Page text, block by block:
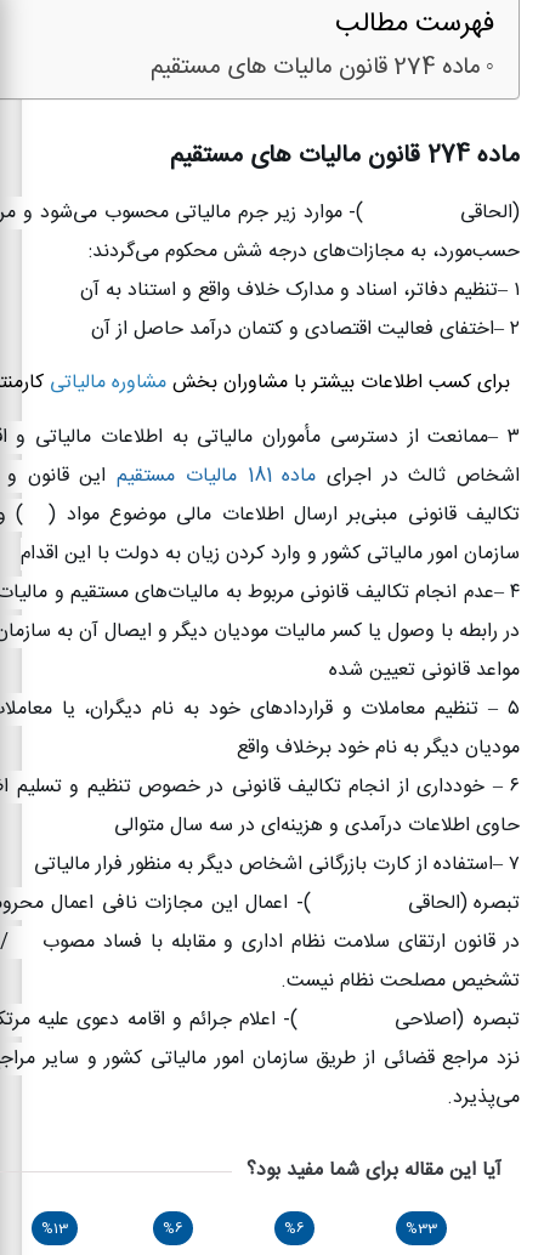
فهرست مطالب
ماده 274 قانون مالیات های مستقیم
ماده 274 قانون مالیات های مستقیم
(الحاقی
موارد زیر جرم مالیاتی محسوب می‌شود و
حسب‌مورد، به مجازات‌های درجه شش محکوم می‌گردند:
۱ –تنظیم دفاتر، اسناد و مدارک خلاف واقع و استناد به آن
۲–اختفای فعالیت اقتصادی و کتمان درآمد حاصل از آن
برای کسب اطلاعات بیشتر با مشاوران بخشمشاوره مالیاتی
۳ –ممانعت از دسترسی مأموران مالیاتی به اطلاعات مالیاتی
اشخاص ثالث در اجرای ماده 181 مالیات مستقیم
این قانون و
تکالیف قانونی مبنی‌بر ارسال اطلاعات مالی موضوع مواد (۱۶۹)
سازمان امور مالیاتی کشور و وارد کردن زیان به دولت با این اقدام
۴–عدم انجام تکالیف قانونی مربوط به مالیات‌های مستقیم و
در رابطه با وصول یا کسر مالیات مودیان دیگر و ایصال آن به
مواعد قانونی تعیین‌ شده
۵– تنظیم معاملات و قراردادهای خود به نام دیگران، یا
مودیان دیگر به نام خود برخلاف واقع
۶– خودداری از انجام تکالیف قانونی در خصوص تنظیم و تسلیم
حاوی اطلاعات درآمدی و هزینه‌ای در سه‌ سال متوالی
۷–استفاده از کارت بازرگانی اشخاص دیگر به منظور فرار مالیاتی
تبصره الحاقی ۱۳۹۴/۰۴/۳۱)-
اعمال این مجازات نافی اعمال
در قانون ارتقای سلامت نظام اداری و مقابله با فساد مصوب
تشخیص مصلحت نظام نیست.
تبصره۲( اصلاحی ۱۳۹۴/۰۴/۳۱)-
اعلام جرائم و اقامه دعوی علیه
نزد مراجع قضائی از طریق سازمان امور مالیاتی کشور و سایر
می‌پذیرد.
آیا این مقاله برای شما مفید بود؟
%33
%6
%6
%13